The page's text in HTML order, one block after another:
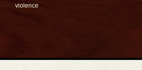
violence